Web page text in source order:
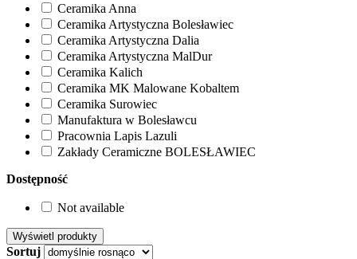
Ceramika Anna
Ceramika Artystyczna Bolesławiec
Ceramika Artystyczna Dalia
Ceramika Artystyczna MalDur
Ceramika Kalich
Ceramika MK Malowane Kobaltem
Ceramika Surowiec
Manufaktura w Bolesławcu
Pracownia Lapis Lazuli
Zakłady Ceramiczne BOLESŁAWIEC
Dostępność
Not available
Sortuj